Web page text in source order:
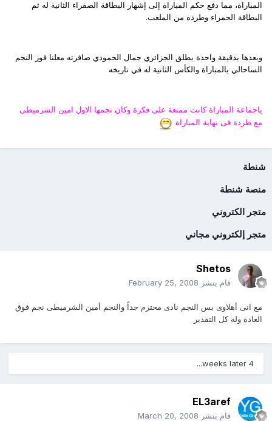
المباراة، مما دفع حكم المباراة إلى إشهار البطاقة الصفراء الثانية له ثم
البطاقة الحمراء وطرده من الملعب.
وبعدها بدقيقة واحدة يطلق الجزائري جمال الحمودي صافرته معلنا فوز النجم
الساحالي بالمباراة والكأس الثانية له في تاريخه
ياجماعة المباراة كانت ممتعة على فكرة وكان نجمها الاول امين الشرميطى
مع طردة فى نهاية المباراة
شنطة
منصة شنطة
متجر الكتروني
متجر إلكتروني مجاني
Shetos
قام بنشر February 25, 2008
مع انى أهلاوى بس النجم نادى محترم جداً والنجم أمين الشرميطى نجم فوق
العادة وله كل التقدير
4 weeks later...
EL3aref
قام بنشر March 20, 2008